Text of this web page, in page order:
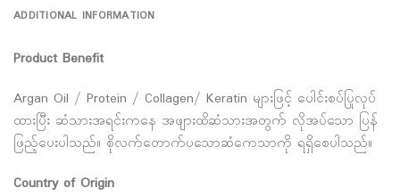
ADDITIONAL INFORMATION
Product Benefit
Argan Oil / Protein / Collagen/ Keratin များဖြင့် ပေါင်းစပ်ပြုလုပ်
ထားပြီး ဆံသားအရင်းကနေ အဖျားထိဆံသားအတွက် လိုအပ်သော ပြန်
ဖြည့်ပေးပါသည်။ စိုလက်တောက်ပသောဆံကေသာကို ရရှိစေပါသည်။
Country of Origin